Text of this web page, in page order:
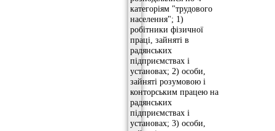
категоріям "трудового
населення"; 1)
робітники фізичної
праці, зайняті в
радянських
підприємствах і
установах; 2) особи,
зайняті розумовою і
конторським працею на
радянських
підприємствах і
установах; 3) особи,